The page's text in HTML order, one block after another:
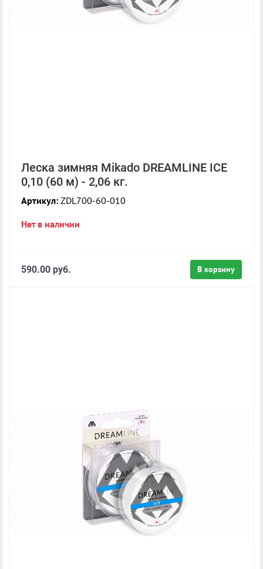
Леска зимняя Mikado DREAMLINE ICE
0,10 (60 м) - 2,06 кг.
Артикул: ZDL700-60-010
Нет в наличии
В корзину
590.00 руб.